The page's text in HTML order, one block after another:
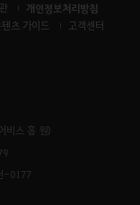
개인정보처리방침
텐츠 가이드
고객센터
비스 홈 원)
-0177